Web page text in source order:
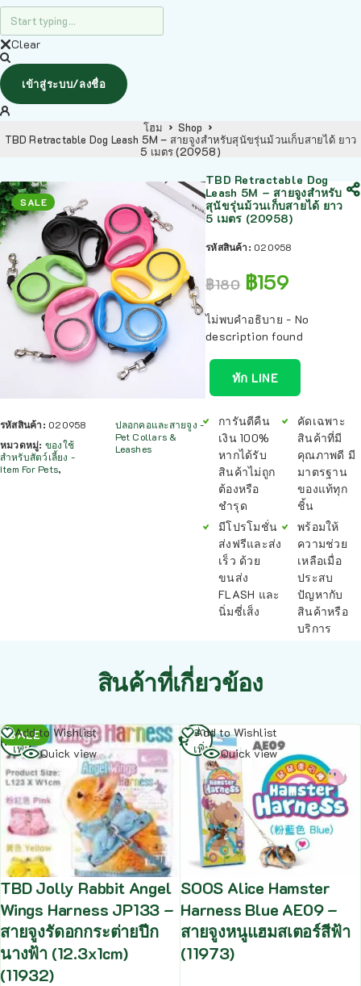
Clear
เข้าสู่ระบบ/ลงชื่อ
โฮม
Shop
TBD Retractable Dog Leash 5M – สายจูงสำหรับสุนัขรุ่นม้วนเก็บสายได้ ยาว
5 เมตร (20958)
SALE
รหัสสินค้า: 020958
หมวดหมู่: ของใช้
สำหรับสัตว์เลี้ยง -
Item For Pets,
ปลอกคอและสายจูง -
Pet Collars &
Leashes
TBD Retractable Dog
Leash 5M – สายจูงสำหรับ
สุนัขรุ่นม้วนเก็บสายได้ ยาว
5 เมตร (20958)
รหัสสินค้า: 020958
฿180 ฿159
ไม่พบคำอธิบาย - No
description found
ทัก LINE
การันตีคืน
เงิน 100%
หากได้รับ
สินค้าไม่ถูก
ต้องหรือ
ชำรุด
มีโปรโมชั่น
ส่งฟรีและส่ง
เร็ว ด้วย
ขนส่ง
FLASH และ
นิ่มซี่เส็ง
คัดเฉพาะ
สินค้าที่มี
คุณภาพดี มี
มาตรฐาน
ของแท้ทุก
ชิ้น
พร้อมให้
ความช่วย
เหลือเมื่อ
ประสบ
ปัญหากับ
สินค้าหรือ
บริการ
สินค้าที่เกี่ยวข้อง
SALE
Add to Wishlist
Quick view
TBD Jolly Rabbit Angel
Wings Harness JP133 –
สายจูงรัดอกกระต่ายปีก
นางฟ้า (12.3x1cm)
(11932)
อ่าน
เพิ่ม
Add to Wishlist
Quick view
SOOS Alice Hamster
Harness Blue AE09 –
สายจูงหนูแฮมสเตอร์สีฟ้า
(11973)
อ่าน
เพิ่ม